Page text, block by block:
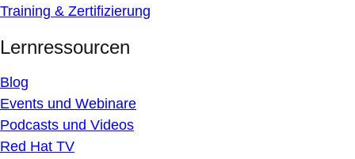
Training & Zertifizierung
Lernressourcen
Blog
Events und Webinare
Podcasts und Videos
Red Hat TV